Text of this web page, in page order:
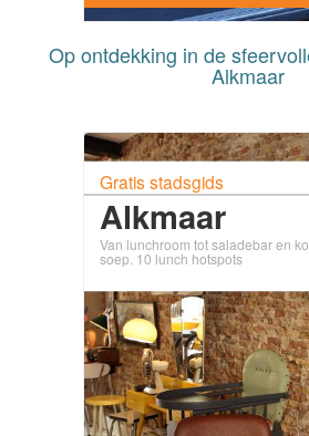
Op ontdekking in de
Alkmaar
Gratis stadsgids
Alkmaar
Van lunchroom tot saladebar en
soep. 10 lunch hotspots